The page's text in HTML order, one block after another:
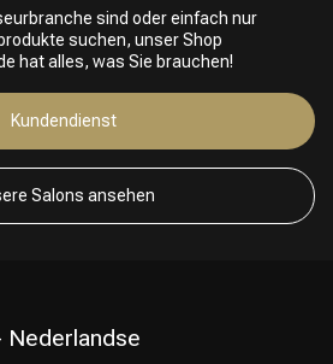
sind oder einfach nur
suchen, unser Shop
hat alles, was Sie brauchen!
Kundendienst
Salons ansehen
Nederlandse